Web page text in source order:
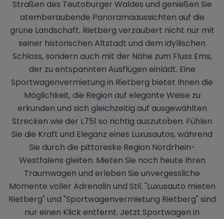
Straßen des Teutoburger Waldes und genießen Sie
atemberaubende Panoramaaussichten auf die
grüne Landschaft. Rietberg verzaubert nicht nur mit
seiner historischen Altstadt und dem idyllischen
Schloss, sondern auch mit der Nähe zum Fluss Ems,
der zu entspannten Ausflügen einlädt. Eine
Sportwagenvermietung in Rietberg bietet Ihnen die
Möglichkeit, die Region auf elegante Weise zu
erkunden und sich gleichzeitig auf ausgewählten
Strecken wie der L751 so richtig auszutoben. Fühlen
Sie die Kraft und Eleganz eines Luxusautos, während
Sie durch die pittoreske Region Nordrhein-
Westfalens gleiten. Mieten Sie noch heute Ihren
Traumwagen und erleben Sie unvergessliche
Momente voller Adrenalin und Stil. "Luxusauto mieten
Rietberg" und "Sportwagenvermietung Rietberg" sind
nur einen Klick entfernt. Jetzt Sportwagen in